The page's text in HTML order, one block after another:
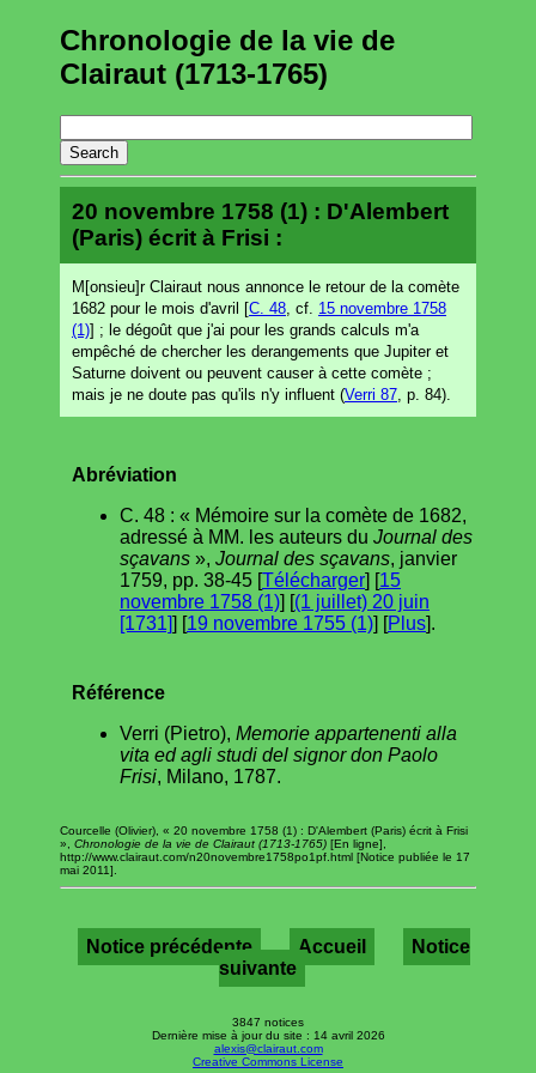
Chronologie de la vie de
Clairaut (1713-1765)
20 novembre 1758 (1) : D'Alembert
(Paris) écrit à Frisi :
M[onsieu]r Clairaut nous annonce le retour de la comète
1682 pour le mois d'avril [C. 48 , cf. 15 novembre 1758
(1)] ; le dégoût que j'ai pour les grands calculs m'a
empêché de chercher les derangements que Jupiter et
Saturne doivent ou peuvent causer à cette comète ;
mais je ne doute pas qu'ils n'y influent (Verri 87 , p. 84).
Abréviation
C. 48 : « Mémoire sur la comète de 1682,
adressé à MM. les auteurs du Journal des
sçavans », Journal des sçavans, janvier
1759, pp. 38-45 [Télécharger] [15
novembre 1758 (1)] [(1 juillet) 20 juin
[1731]] [19 novembre 1755 (1)] [Plus].
Référence
Verri (Pietro), Memorie appartenenti alla
vita ed agli studi del signor don Paolo
Frisi, Milano, 1787.
Courcelle (Olivier), « 20 novembre 1758 (1) : D'Alembert (Paris) écrit à Frisi
», Chronologie de la vie de Clairaut (1713-1765) [En ligne],
http://www.clairaut.com/n20novembre1758po1pf.html [Notice publiée le 17
mai 2011].
Notice précédente Accueil
Notice
suivante
3847 notices
Dernière mise à jour du site : 14 avril 2026
alexis@clairaut.com
Creative Commons License